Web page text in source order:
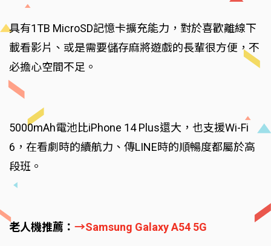
具有1TB MicroSD記憶卡擴充能力，對於喜歡離線下
載看影片、或是需要儲存麻將遊戲的長輩很方便，不
必擔心空間不足。
5000mAh電池比iPhone 14 Plus還大，也支援Wi-Fi
6，在看劇時的續航力、傳LINE時的順暢度都屬於高
段班。
老人機推薦： →Samsung Galaxy A54 5G